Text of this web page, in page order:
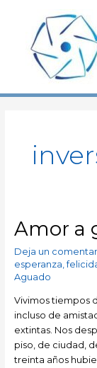
contenido
Amor a
Deja un
esperanza ,
Aguado
Vivimos tiempos
incluso de
extintas. Nos
piso, de ciudad,
treinta años
Amor
a
golpe
de
ratón…